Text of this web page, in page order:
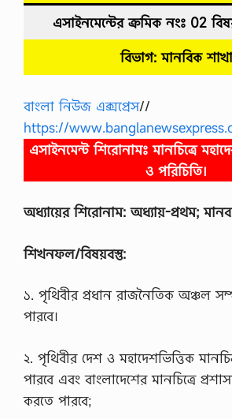
এসাইনমেন্টের ক্রমিক নংঃ 02
বিভাগ: মানবিক শাখা
বাংলা নিউজ এক্সপ্রেস//
https://
এসাইনমেন্ট শিরোনামঃ মানচিত্রে
ও পরিচিতি।
অধ্যায়ের শিরােনাম: অধ্যায়-প্রথম;
শিখনফল/বিষয়বস্তু:
১. পৃথিবীর প্রধান রাজনৈতিক অঞ্চল
পারবে।
২. পৃথিবীর দেশ ও মহাদেশভিত্তিক
পারবে এবং বাংলাদেশের মানচিত্রে
করতে পারবে;